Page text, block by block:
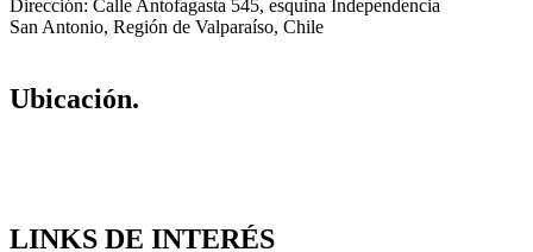
Dirección: Calle Antofagasta 545, esquina Independencia
San Antonio, Región de Valparaíso, Chile
Ubicación.
LINKS DE INTERÉS